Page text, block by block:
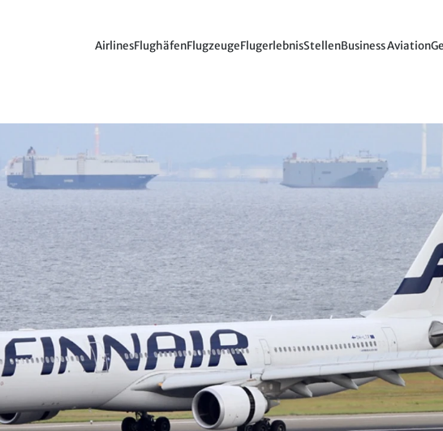
AirlinesFlughäfenFlugzeugeFlugerlebnisStellenBusiness Aviation